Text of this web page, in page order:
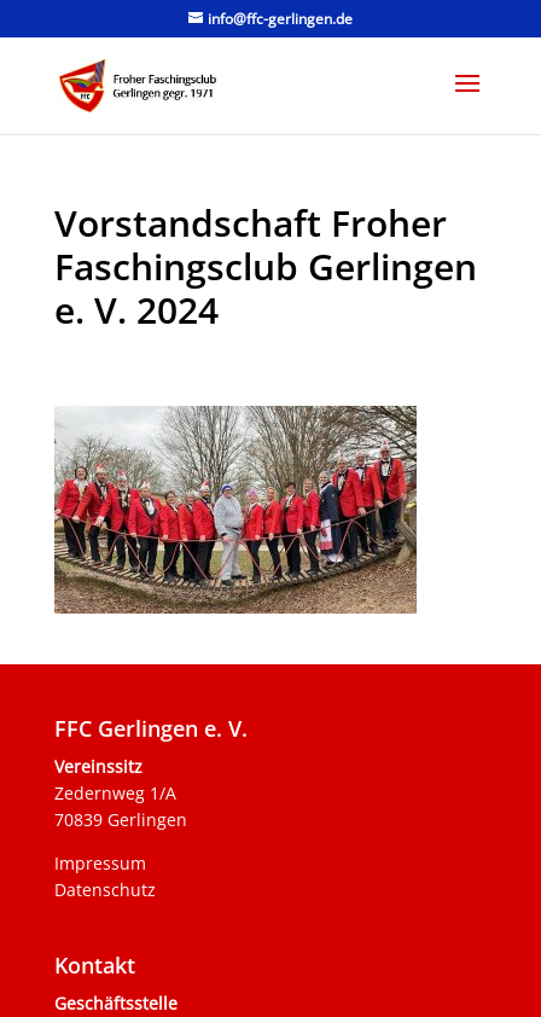
info@ffc-gerlingen.de
Vorstandschaft Froher
Faschingsclub Gerlingen
e. V. 2024
FFC Gerlingen e. V.
Vereinssitz
Zedernweg 1/A
70839 Gerlingen
Impressum
Datenschutz
Kontakt
Geschäftsstelle